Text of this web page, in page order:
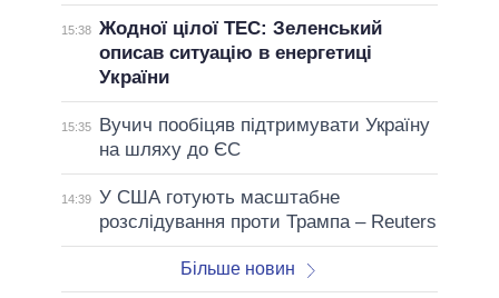
15:38 Жодної цілої ТЕС: Зеленський
описав ситуацію в енергетиці
України
15:35
Вучич пообіцяв підтримувати Україну
на шляху до ЄС
14:39 У США готують масштабне
розслідування проти Трампа – Reuters
Більше новин